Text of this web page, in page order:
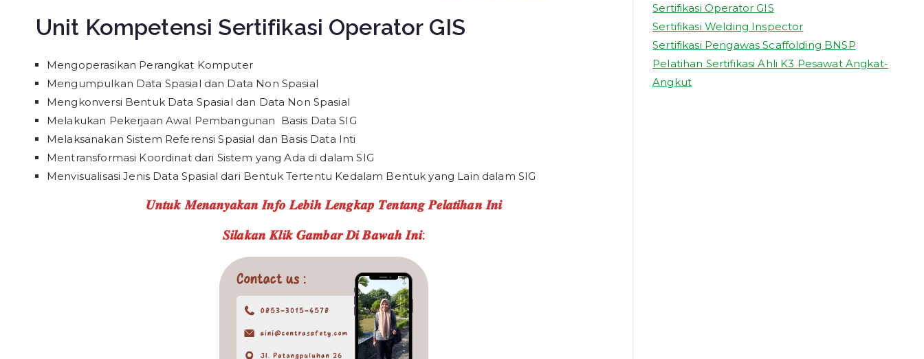
Unit Kompetensi Sertifikasi Operator GIS
Mengoperasikan Perangkat Komputer
Mengumpulkan Data Spasial dan Data Non Spasial
Mengkonversi Bentuk Data Spasial dan Data Non Spasial
Melakukan Pekerjaan Awal Pembangunan Basis Data SIG
Melaksanakan Sistem Referensi Spasial dan Basis Data Inti
Mentransformasi Koordinat dari Sistem yang Ada di dalam SIG
Menvisualisasi Jenis Data Spasial dari Bentuk Tertentu Kedalam Bentuk yang Lain dalam SIG
𝑼𝒏𝒕𝒖𝒌 𝑴𝒆𝒏𝒂𝒏𝒚𝒂𝒌𝒂𝒏 𝑰𝒏𝒇𝒐 𝑳𝒆𝒃𝒊𝒉 𝑳𝒆𝒏𝒈𝒌𝒂𝒑 𝑻𝒆𝒏𝒕𝒂𝒏𝒈 𝑷𝒆𝒍𝒂𝒕𝒊𝒉𝒂𝒏 𝑰𝒏𝒊
𝑺𝒊𝒍𝒂𝒌𝒂𝒏 𝑲𝒍𝒊𝒌 𝑮𝒂𝒎𝒃𝒂𝒓 𝑫𝒊 𝑩𝒂𝒘𝒂𝒉 𝑰𝒏𝒊:
Sertifikasi Operator GIS
Sertifikasi Welding Inspector
Sertifikasi Pengawas Scaffolding BNSP
Pelatihan Sertifikasi Ahli K3 Pesawat Angkat-
Angkut